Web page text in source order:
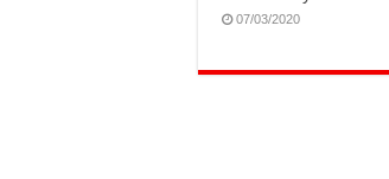
07/03/2020